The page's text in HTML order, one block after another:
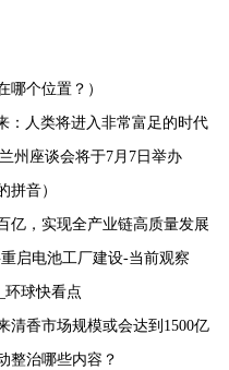
哪个位置？）
：人类将进入非常富足的时代
州座谈会将于7月7日举办
拼音）
亿，实现全产业链高质量发展
启电池工厂建设-当前观察
环球快看点
清香市场规模或会达到1500亿
整治哪些内容？